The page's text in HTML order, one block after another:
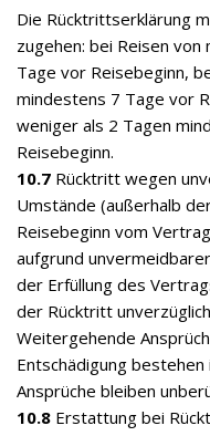
Die Rücktrittserklärung
zugehen: bei Reisen
Tage vor Reisebeginn,
mindestens 7 Tage vor
weniger als 2 Tagen
Reisebeginn.
10.7 Rücktritt wegen
Umstände (außerhalb
Reisebeginn vom
aufgrund
der Erfüllung des
der Rücktritt
Weitergehende
Entschädigung
Ansprüche bleiben
10.8 Erstattung bei